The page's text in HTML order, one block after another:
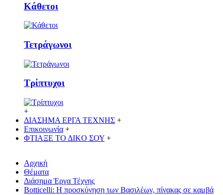
Κάθετoι
Τετράγωνοι
Τρίπτυχοι
+
ΔΙΑΣΗΜΑ ΕΡΓΑ ΤΕΧΝΗΣ +
Επικοινωνία +
ΦΤΙΑΞΕ ΤΟ ΔΙΚO ΣΟΥ +
Αρχική
Θέματα
Διάσημα Έργα Τέχνης
Botticelli: Η προσκύνηση των Βασιλέων, πίνακας σε καμβά